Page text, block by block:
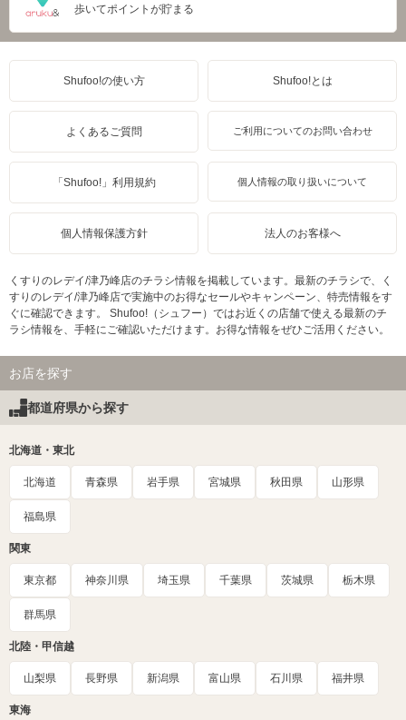
歩いてポイントが貯まる
Shufoo!の使い方 Shufoo!とは
よくあるご質問 ご利用についてのお問い合わせ
「Shufoo!」利用規約 個人情報の取り扱いについて
個人情報保護方針 法人のお客様へ
くすりのレデイ/津乃峰店のチラシ情報を掲載しています。最新のチラシで、く
すりのレデイ/津乃峰店で実施中のお得なセールやキャンペーン、特売情報をす
ぐに確認できます。 Shufoo!（シュフー）ではお近くの店舗で使える最新のチ
ラシ情報を、手軽にご確認いただけます。お得な情報をぜひご活用ください。
お店を探す
都道府県から探す
北海道・東北
北海道 青森県 岩手県 宮城県 秋田県 山形県
福島県
関東
東京都 神奈川県 埼玉県 千葉県 茨城県 栃木県
群馬県
北陸・甲信越
山梨県 長野県 新潟県 富山県 石川県 福井県
東海